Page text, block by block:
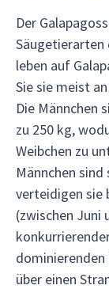
Der
Säugetierarten
leben auf
Sie sie meist
Die Männchen
zu 250 kg,
Weibchen zu
Männchen
verteidigen sie
(zwischen Juni
dominierenden
über einen